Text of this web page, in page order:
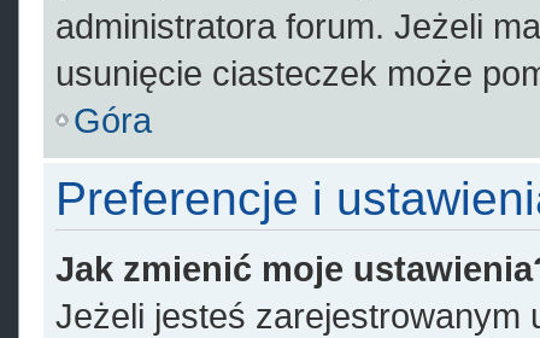
administratora forum. Jeżeli
usunięcie ciasteczek może
Góra
Preferencje i
Jak zmienić moje
Jeżeli jesteś zarejestrowanym